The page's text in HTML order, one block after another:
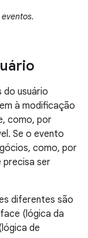
usuário
à modificação
como, por
Se o evento
como, por
precisa ser
diferentes são
(lógica da
de